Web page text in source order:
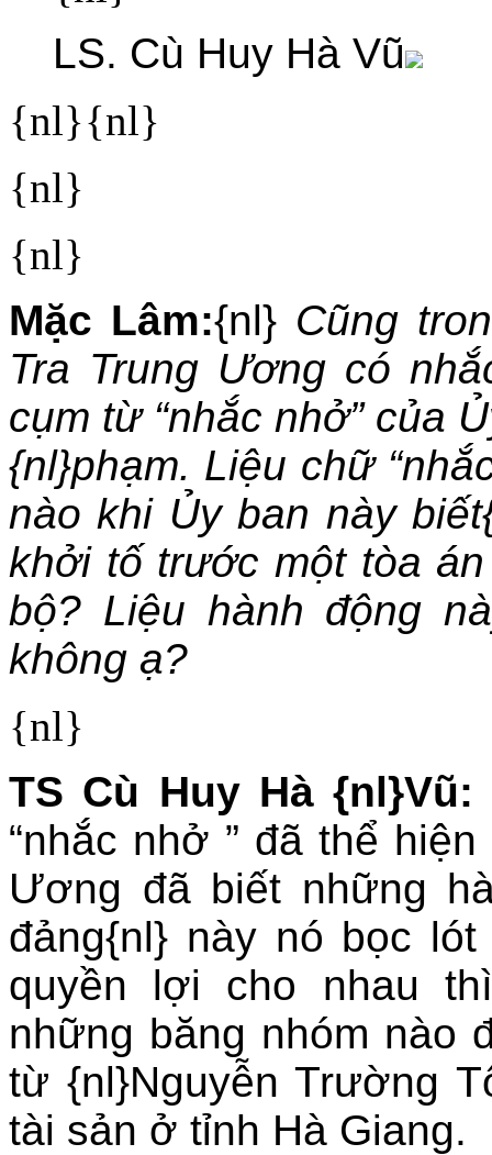
LS. Cù Huy Hà Vũ
{nl}{nl}
{nl}
{nl}
Mặc Lâm:{nl} Cũng
Tra Trung Ương có
cụm từ “nhắc nhở” của
{nl}phạm. Liệu chữ
nào khi Ủy ban này
khởi tố trước một tòa
bộ? Liệu hành động
không ạ?
{nl}
TS Cù Huy Hà {nl}Vũ:
“nhắc nhở ” đã thể
Ương đã biết những
đảng{nl} này nó bọc
quyền lợi cho nhau
những băng nhóm nào
từ {nl}Nguyễn Trường
tài sản ở tỉnh Hà Giang.